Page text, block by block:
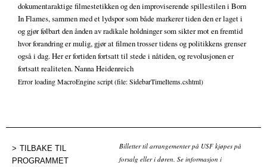
dokumentaraktige filmestetikken og den improviserende spillestilen i Born
In Flames, sammen med et lydspor som både markerer tiden den er laget i
og gjør følbart den ånden av radikale holdninger som sikter mot en fremtid
hvor forandring er mulig, gjør at filmen trosser tidens og politikkens grenser
også i dag. Her er fortiden fortsatt til stede i nåtiden, og revolusjonen er
fortsatt realiteten. Nanna Heidenreich
Error loading MacroEngine script (file: SidebarTimeItems.cshtml)
TILBAKE TIL
PROGRAMMET
Billetter til arrangementer på USF kjøpes på
forsalg eller i døren. Se informasjon i